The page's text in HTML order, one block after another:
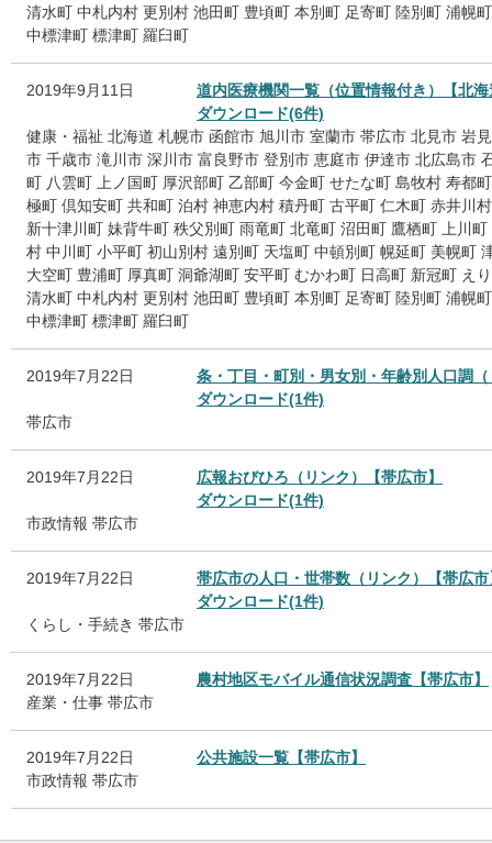
清水町 中札内村 更別村 池田町 豊頃町 本別町 足寄町 陸別町 浦幌町
中標津町 標津町 羅臼町
2019年9月11日
道内医療機関一覧（位置情報付き）【北海
ダウンロード(6件)
健康・福祉 北海道 札幌市 函館市 旭川市 室蘭市 帯広市 北見市 岩
市 千歳市 滝川市 深川市 富良野市 登別市 恵庭市 伊達市 北広島市
町 八雲町 上ノ国町 厚沢部町 乙部町 今金町 せたな町 島牧村 寿都町
極町 倶知安町 共和町 泊村 神恵内村 積丹町 古平町 仁木町 赤井川村
新十津川町 妹背牛町 秩父別町 雨竜町 北竜町 沼田町 鷹栖町
上川町
村 中川町 小平町 初山別村 遠別町 天塩町 中頓別町 幌延町 美幌町
大空町 豊浦町 厚真町 洞爺湖町 安平町 むかわ町 日高町 新冠町 え
清水町 中札内村 更別村 池田町 豊頃町 本別町 足寄町 陸別町 浦幌町
中標津町 標津町 羅臼町
2019年7月22日
条・丁目・町別・男女別・年齢別人口調
ダウンロード(1件)
帯広市
2019年7月22日
広報おびひろ（リンク）【帯広市】
ダウンロード(1件)
市政情報 帯広市
2019年7月22日
帯広市の人口・世帯数（リンク）【帯広市
ダウンロード(1件)
くらし・手続き 帯広市
2019年7月22日
農村地区モバイル通信状況調査【帯広市】
産業・仕事 帯広市
2019年7月22日
公共施設一覧【帯広市】
市政情報 帯広市